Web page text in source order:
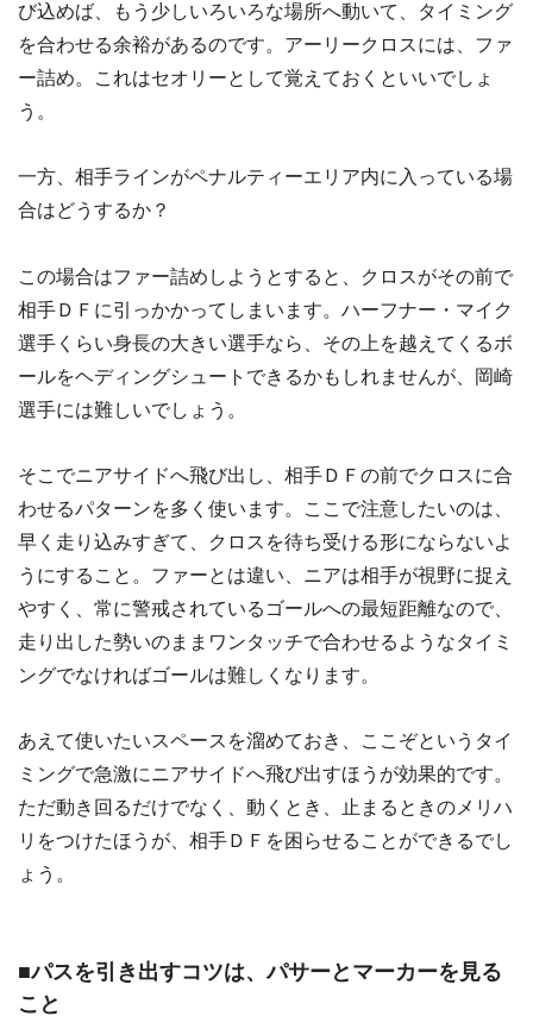
び込めば、もう少しいろいろな場所へ動いて、タイミング
を合わせる余裕があるのです。アーリークロスには、ファ
ー詰め。これはセオリーとして覚えておくといいでしょ
う。
一方、相手ラインがペナルティーエリア内に入っている場
合はどうするか？
この場合はファー詰めしようとすると、クロスがその前で
相手ＤＦに引っかかってしまいます。ハーフナー・マイク
選手くらい身長の大きい選手なら、その上を越えてくるボ
ールをヘディングシュートできるかもしれませんが、岡崎
選手には難しいでしょう。
そこでニアサイドへ飛び出し、相手ＤＦの前でクロスに合
わせるパターンを多く使います。ここで注意したいのは、
早く走り込みすぎて、クロスを待ち受ける形にならないよ
うにすること。ファーとは違い、ニアは相手が視野に捉え
やすく、常に警戒されているゴールへの最短距離なので、
走り出した勢いのままワンタッチで合わせるようなタイミ
ングでなければゴールは難しくなります。
あえて使いたいスペースを溜めておき、ここぞというタイ
ミングで急激にニアサイドへ飛び出すほうが効果的です。
ただ動き回るだけでなく、動くとき、止まるときのメリハ
リをつけたほうが、相手ＤＦを困らせることができるでし
ょう。
■パスを引き出すコツは、パサーとマーカーを見る
こと